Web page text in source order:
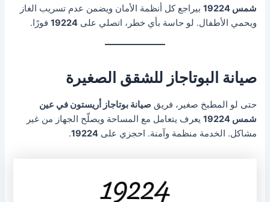
شمس 19224
بيراجع كل أنظمة الأمان ويضمن عدم تسريب الغاز
ويحمي الأطفال. لو حاسة بأي خطر، اتصلي على19224 فورًا.
صيانة البوتاجاز للشقق الصغيرة
حتى لو المطبخ صغير، فريقصيانة بوتاجاز أريستون في عين
شمس 19224
يعرف يتعامل مع المساحة ويصلّح الجهاز من غير
مشاكل. الخدمة منظمة وآمنة. احجزي على19224
.